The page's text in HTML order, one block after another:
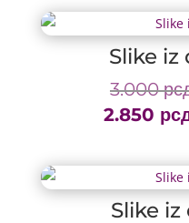
Slike iz
3.000
2.850
Slike iz